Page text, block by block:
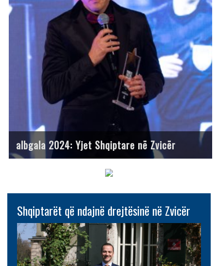
albgala 2024: Yjet Shqiptare në Zvicër
Shqiptarët që ndajnë drejtësinë në Zvicër